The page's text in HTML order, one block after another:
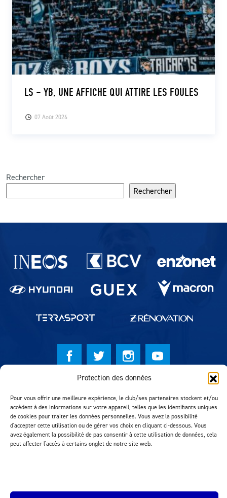
Protection des données
Pour vous offrir une meilleure expérience, le club/ses partenaires stockent et/ou
accèdent à des informations sur votre appareil, telles que les identifiants uniques
de cookies pour traiter les données personnelles. Vous avez la possibilité
d'accepter cette utilisation ou de gérer vos choix en cliquant ci-dessous. Vous
avez également la possibilité de pas consentir à cette utilisation de données, cela
peut affecter l'accès à certains onglet de notre site web.
07 Août 2026
LS – YB, UNE AFFICHE QUI ATTIRE LES FOULES
Rechercher
Rechercher
Partenaires du lausanne-Sport
Réalisation MTM Agency